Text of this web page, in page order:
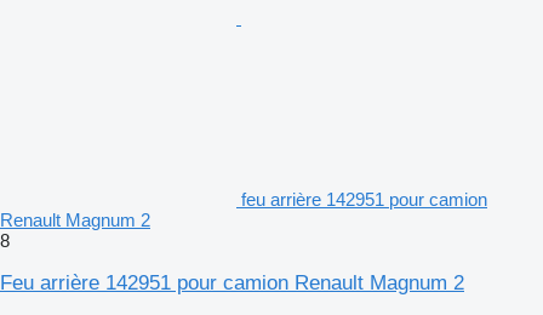
feu arrière 142951 pour camion
Renault Magnum 2
8
Feu arrière 142951 pour camion Renault Magnum 2